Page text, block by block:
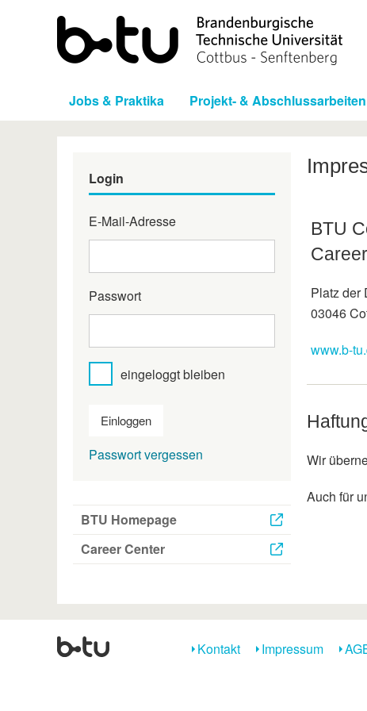
Jobs & Praktika Projekt- & Abschlussarbeiten
Login
E-Mail-Adresse
Passwort
eingeloggt bleiben
Einloggen
Passwort vergessen
BTU Homepage
Career Center
BTU
Platz der
03046
www.b-
Wir
Auch für
Kontakt Impressum